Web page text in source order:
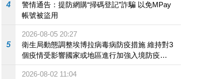
4
警情通告：提防網購“掃碼登記”詐騙 以免MPay
帳號被盜用
5
2026-08-05 20:27
衛生局動態調整埃博拉病毒病防疫措施 維持對3
個疫情受影響國家或地區進行加強入境防疫措
施
2026-08-02 11:04